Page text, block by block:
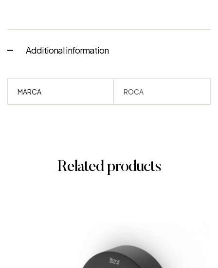
Additional information
MARCA ROCA
Related products